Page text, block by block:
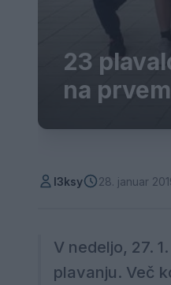
23
na
l3ksy 28. januar
V nedeljo, 27.
plavanju. Več